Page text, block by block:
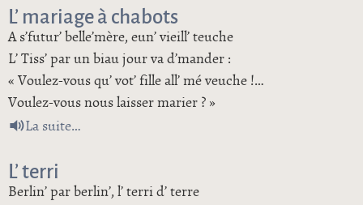
L’ mariage à chabots
A s’futur’ belle’mère, eun’ vieill’ teuche
L’ Tiss’ par un biau jour va d’mander :
« Voulez-vous qu’ vot’ fille all’ mé veuche !…
Voulez-vous nous laisser marier ? »
La suitede L’ mariage à chabots
L’ terri
Berlin’ par berlin’, l’ terri d’ terre